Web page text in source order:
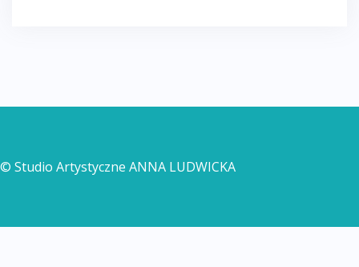
© Studio Artystyczne ANNA LUDWICKA